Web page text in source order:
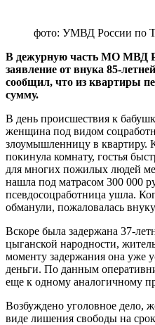
фото: УМВД России по
В дежурную часть МО МВД
заявление от внука 85-
сообщил, что из квартиры
сумму.
В день происшествия к
женщина под видом
злоумышленницу в квартиру.
покинула комнату, гостья
для многих пожилых людей
нашла под матрасом 300 000
псевдосоцработница ушла.
обманули, пожаловалась
Вскоре была задержана 37-
цыганской народности,
моменту задержания она уже
деньги. По данным
еще к одному аналогичному
Возбуждено уголовное дело,
виде лишения свободы на